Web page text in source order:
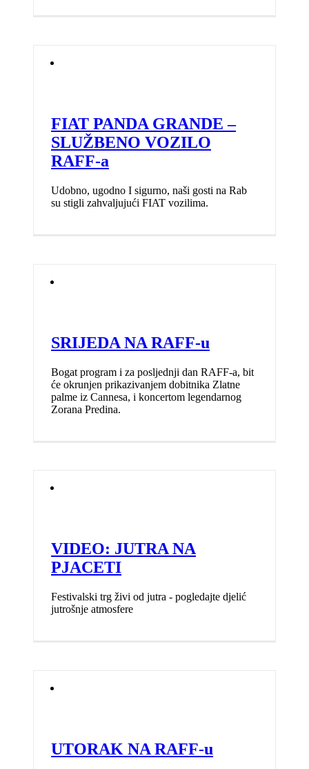
FIAT PANDA GRANDE –
SLUŽBENO VOZILO
RAFF-a
Udobno, ugodno I sigurno, naši gosti na Rab
su stigli zahvaljujući FIAT vozilima.
SRIJEDA NA RAFF-u
Bogat program i za posljednji dan RAFF-a, bit
će okrunjen prikazivanjem dobitnika Zlatne
palme iz Cannesa, i koncertom legendarnog
Zorana Predina.
VIDEO: JUTRA NA
PJACETI
Festivalski trg živi od jutra - pogledajte djelić
jutrošnje atmosfere
UTORAK NA RAFF-u